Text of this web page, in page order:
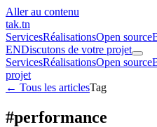
Aller au contenu
tak.tn
ServicesRéalisationsOpen source
ENDiscutons de votre projet
ServicesRéalisationsOpen source
projet
← Tous les articlesTag
#performance